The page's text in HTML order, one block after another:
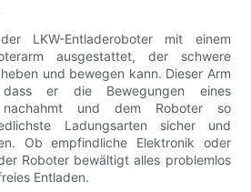
LKW-Entladeroboter mit einem
ausgestattet, der schwere
und bewegen kann. Dieser Arm
er die Bewegungen eines
nachahmt und dem Roboter so
Ladungsarten sicher und
Ob empfindliche Elektronik oder
Roboter bewältigt alles problemlos
Entladen.